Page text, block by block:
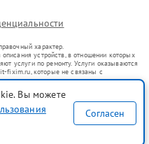
характер.
устройств, в отношении которых
услуги по ремонту. Услуги оказываются
fixim.ru, которые не связаны с
представителями.
в гражданский оборот в соответствии
индивидуализации услуг или введения
о предоставляемых услугах по
офертой, определяемой
Вы можете
Согласен